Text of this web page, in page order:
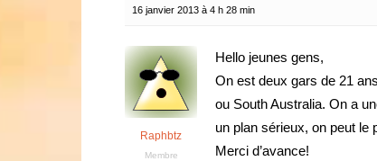
16 janvier 2013 à 4 h 28 min
Raphbtz
Membre
Hello jeunes gens,
On est deux gars de 21
ou South Australia. On a
un plan sérieux, on peut le
Merci d’avance!